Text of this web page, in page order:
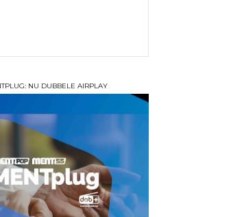
NU DUBBELE AIRPLAY